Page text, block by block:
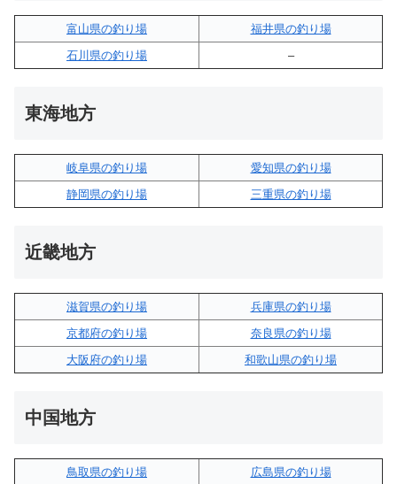
富山県の釣り場
福井県の釣り場
石川県の釣り場
–
東海地方
岐阜県の釣り場
愛知県の釣り場
静岡県の釣り場
三重県の釣り場
近畿地方
滋賀県の釣り場
兵庫県の釣り場
京都府の釣り場
奈良県の釣り場
大阪府の釣り場
和歌山県の釣り場
中国地方
鳥取県の釣り場 広島県の釣り場